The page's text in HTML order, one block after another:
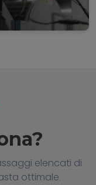
elencati di
ottimale.